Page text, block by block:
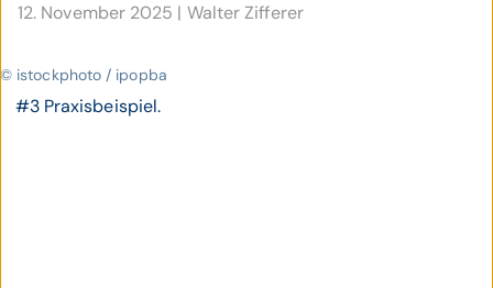
12. November 2025 | Walter Zifferer
© istockphoto / ipopba
#3 Praxisbeispiel.